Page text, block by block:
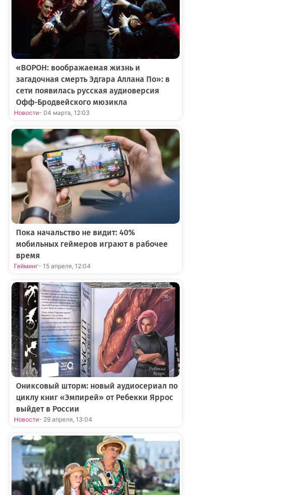
«ВОРОН: воображаемая жизнь и
загадочная смерть Эдгара Аллана По»: в
сети появилась русская аудиоверсия
Офф-Бродвейского мюзикла
Новости- 04 марта, 12:03
Пока начальство не видит: 40%
мобильных геймеров играют в рабочее
время
Гейминг- 15 апреля, 12:04
Ониксовый шторм: новый аудиосериал по
циклу книг «Эмпирей» от Ребекки Яррос
выйдет в России
Новости- 29 апреля, 13:04